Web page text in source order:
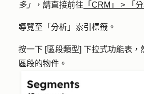
多」
，請直接前往 「CRM」 > 「
導覽至「 分析 」索引標籤。
按一下 [區段類型] 下拉式功能表，
區段的物件 。